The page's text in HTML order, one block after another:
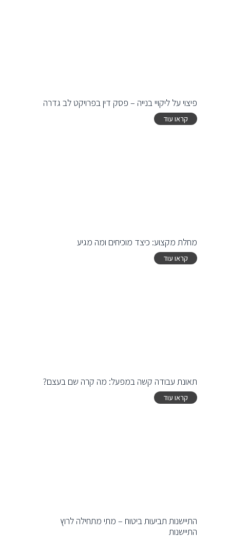
פיצוי על ליקויי בנייה – פסק דין בפרויקט לב גדרה
קראו עוד
מחלת מקצוע: כיצד מוכיחים ומה מגיע
קראו עוד
תאונת עבודה קשה במפעל: מה קרה שם בעצם?
קראו עוד
התיישנות תביעות ביטוח – מתי מתחילה לרוץ
התיישנות